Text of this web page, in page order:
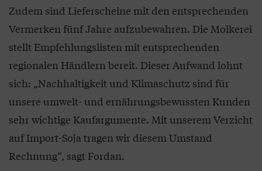
Zudem sind Lieferscheine mit den entsprechenden
Vermerken fünf Jahre aufzubewahren. Die Molkerei
stellt Empfehlungslisten mit entsprechenden
regionalen Händlern bereit. Dieser Aufwand lohnt
sich: „Nachhaltigkeit und Klimaschutz sind für
unsere umwelt- und ernährungsbewussten Kunden
sehr wichtige Kaufargumente. Mit unserem Verzicht
auf Import-Soja tragen wir diesem Umstand
Rechnung“, sagt Fordan.